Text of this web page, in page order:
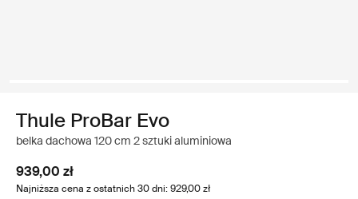
Thule ProBar Evo
belka dachowa 120 cm 2 sztuki aluminiowa
939,00 zł
Najniższa cena z ostatnich 30 dni: 929,00 zł